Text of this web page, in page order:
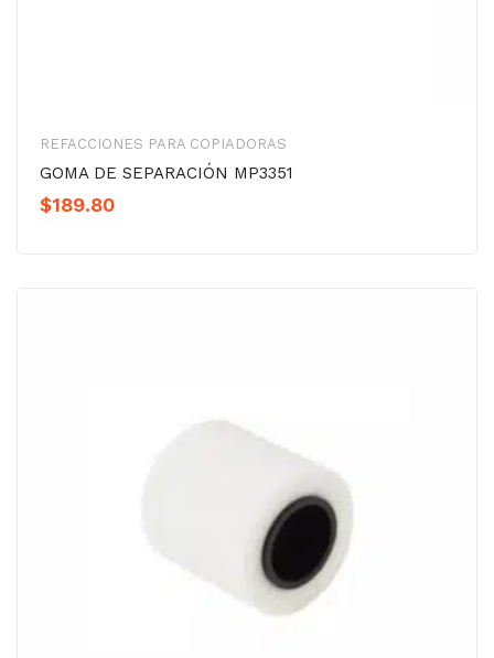
REFACCIONES PARA COPIADORAS
GOMA DE SEPARACIÓN MP3351
$189.80